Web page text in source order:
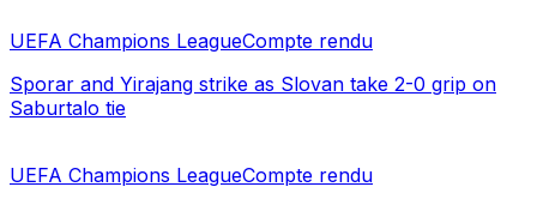
UEFA Champions LeagueCompte rendu
Sporar and Yirajang strike as Slovan take 2-0 grip on
Saburtalo tie
UEFA Champions LeagueCompte rendu